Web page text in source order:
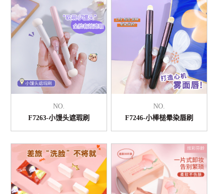
NO.
F7263-小馒头遮瑕刷
NO.
F7246-小棒槌晕染唇刷